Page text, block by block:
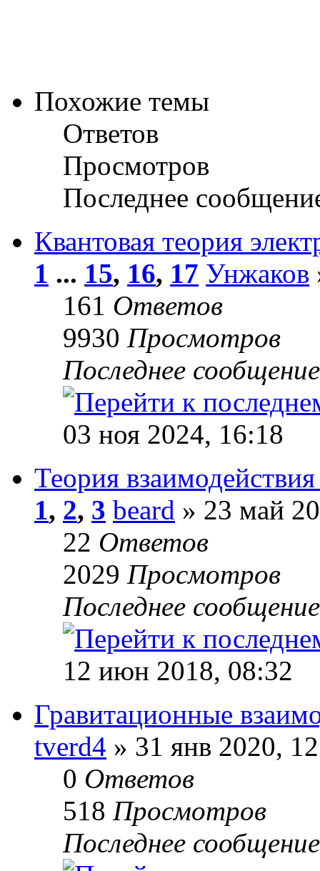
Похожие темы
Ответов
Просмотров
Последнее
Квантовая теория
1 ... 15, 16, 17 Унжаков
161 Ответов
9930 Просмотров
Последнее
03 ноя 2024, 16:18
Теория
1, 2, 3 beard » 23 май
22 Ответов
2029 Просмотров
Последнее
12 июн 2018, 08:32
Гравитационные
tverd4 » 31 янв 2020,
0 Ответов
518 Просмотров
Последнее